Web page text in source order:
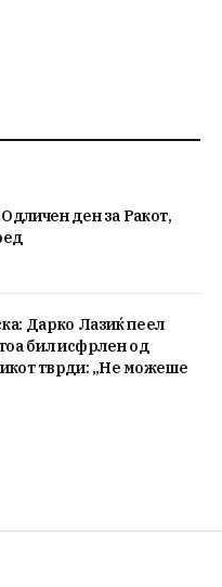
ден за Ракот,
Дарко Лазиќ пеел
бил исфрлен од
тврди: „Не можеше